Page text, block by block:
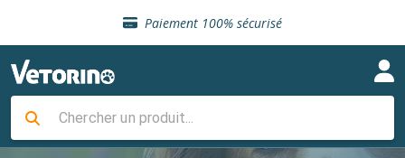
Paiement 100% sécurisé
Livraison gratuite en clinique vétérinaire
Sélection de croquettes vétérinaire
Livraison gratuite en clinique vétérinaire
Retour gratuit en clinique